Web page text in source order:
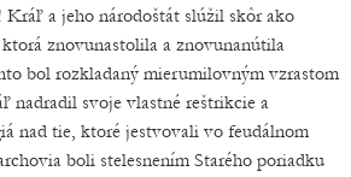
Kráľ a jeho národoštát slúžil skôr ako
znovunastolila a znovunanútila
bol rozkladaný mierumilovným vzrastom
nadradil svoje vlastné reštrikcie a
nad tie, ktoré jestvovali vo feudálnom
boli stelesnením Starého poriadku